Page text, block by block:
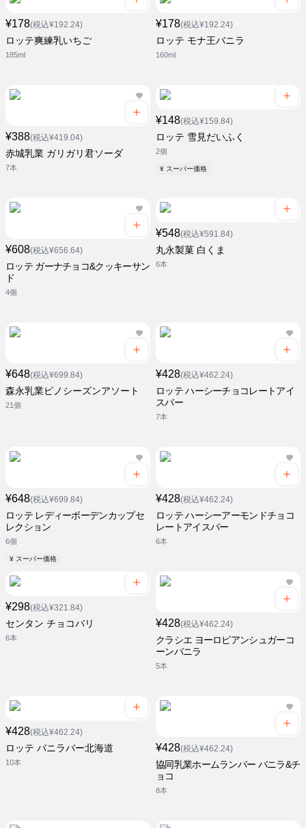
¥178(税込¥192.24)
ロッテ爽練乳いちご
185ml
¥178(税込¥192.24)
ロッテ モナ王バニラ
160ml
¥388(税込¥419.04)
赤城乳業 ガリガリ君ソーダ
7本
¥148(税込¥159.84)
ロッテ 雪見だいふく
2個
¥ スーパー価格
¥608(税込¥656.64)
ロッテ ガーナチョコ&クッキーサン
ド
4個
¥548(税込¥591.84)
丸永製菓 白くま
6本
¥648(税込¥699.84)
森永乳業ピノシーズンアソート
21個
¥428(税込¥462.24)
ロッテ ハーシーチョコレートアイ
スバー
7本
¥648(税込¥699.84)
ロッテ レディーボーデンカップセ
レクション
6個
¥ スーパー価格
¥428(税込¥462.24)
ロッテ ハーシーアーモンドチョコ
レートアイスバー
6本
¥298(税込¥321.84)
センタン チョコバリ
6本
¥428(税込¥462.24)
クラシエ ヨーロピアンシュガーコ
ーンバニラ
5本
¥428(税込¥462.24)
ロッテ バニラバー北海道
10本
¥428(税込¥462.24)
協同乳業ホームランバー バニラ&チ
ョコ
8本